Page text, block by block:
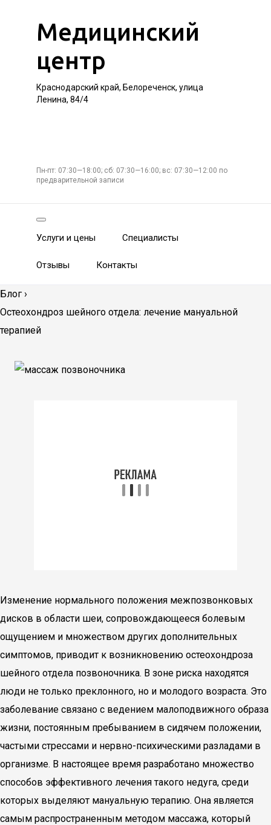
Медицинский
центр
Краснодарский край, Белореченск, улица
Ленина, 84/4
Пн-пт: 07:30—18:00; сб: 07:30—16:00; вс: 07:30—12:00 по
предварительной записи
Услуги и цены Специалисты
Отзывы Контакты
Блог ›
Остеохондроз шейного отдела: лечение мануальной
терапией
Изменение нормального положения межпозвонковых
дисков в области шеи, сопровождающееся болевым
ощущением и множеством других дополнительных
симптомов, приводит к возникновению остеохондроза
шейного отдела позвоночника. В зоне риска находятся
люди не только преклонного, но и молодого возраста. Это
заболевание связано с ведением малоподвижного образа
жизни, постоянным пребыванием в сидячем положении,
частыми стрессами и нервно-психическими разладами в
организме. В настоящее время разработано множество
способов эффективного лечения такого недуга, среди
которых выделяют мануальную терапию. Она является
самым распространенным методом массажа, который